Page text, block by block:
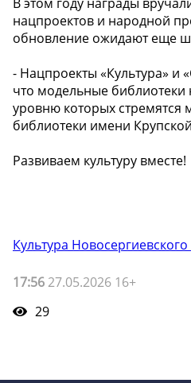
нацпроектов и народной
обновление ожидают еще
- Нацпроекты «Культура» и
что модельные библиотеки
уровню которых стремятся
библиотеки имени
Развиваем культуру вместе!
Культура
17:56 27.05.2026 16+
29